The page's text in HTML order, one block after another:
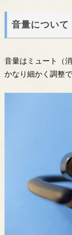
音量について
音量はミュート（
かなり細かく調整